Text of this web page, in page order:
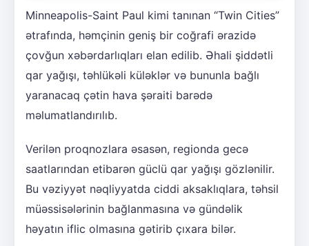
Minneapolis-Saint Paul kimi tanınan “Twin Cities”
ətrafında, həmçinin geniş bir coğrafi ərazidə
çovğun xəbərdarlıqları elan edilib. Əhali şiddətli
qar yağışı, təhlükəli küləklər və bununla bağlı
yaranacaq çətin hava şəraiti barədə
məlumatlandırılıb.
Verilən proqnozlara əsasən, regionda gecə
saatlarından etibarən güclü qar yağışı gözlənilir.
Bu vəziyyət nəqliyyatda ciddi aksaklıqlara, təhsil
müəssisələrinin bağlanmasına və gündəlik
həyatın iflic olmasına gətirib çıxara bilər.